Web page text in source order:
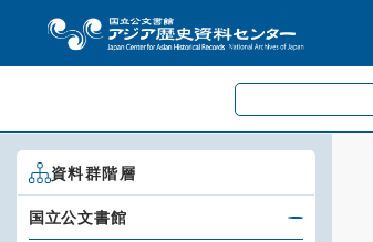
資料群階層
国立公文書館